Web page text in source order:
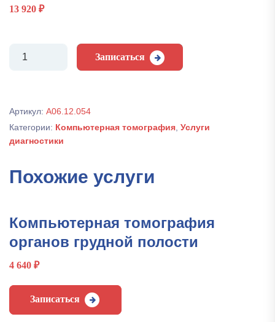
13 920 ₽
Компьютерно-
верхних
конечностей
Записаться
Артикул: А06.12.054
Категории: Компьютерная томография Услуги
диагностики
Похожие услуги
Компьютерная томография
органов грудной полости
4 640 ₽
Записаться